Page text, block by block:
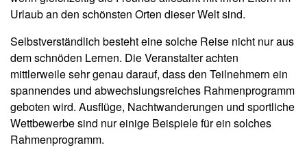
Urlaub an den schönsten Orten dieser Welt sind.
Selbstverständlich besteht eine solche Reise nicht nur aus
dem schnöden Lernen. Die Veranstalter achten
mittlerweile sehr genau darauf, dass den Teilnehmern ein
spannendes und abwechslungsreiches Rahmenprogramm
geboten wird. Ausflüge, Nachtwanderungen und sportliche
Wettbewerbe sind nur einige Beispiele für ein solches
Rahmenprogramm.